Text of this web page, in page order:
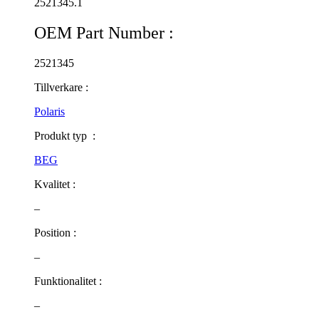
OEM Part Number :
2521345
Tillverkare :
Polaris
Produkt typ :
BEG
Kvalitet :
–
Position :
–
Funktionalitet :
–